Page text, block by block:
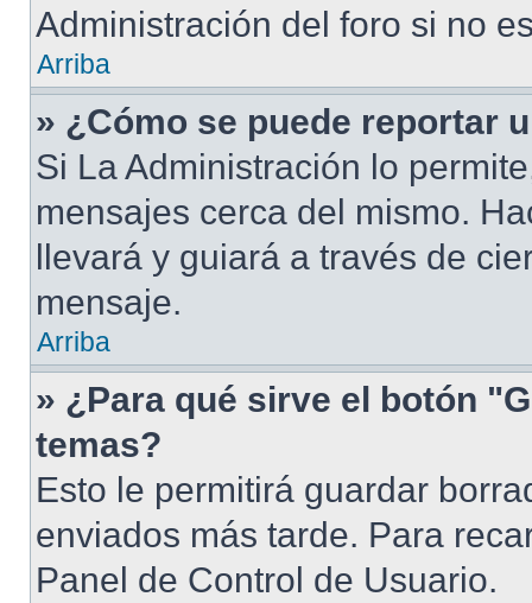
Administración del foro si no
Arriba
» ¿Cómo se puede reportar
Si La Administración lo
mensajes cerca del mismo.
llevará y guiará a través de
mensaje.
Arriba
» ¿Para qué sirve el botón
temas?
Esto le permitirá guardar
enviados más tarde. Para
Panel de Control de Usuario.